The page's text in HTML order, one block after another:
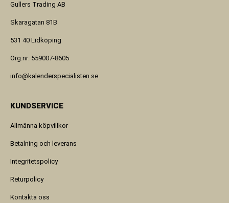
Gullers Trading AB
Skaragatan 81B
531 40 Lidköping
Org.nr: 559007-8605
info@kalenderspecialisten.se
KUNDSERVICE
Allmänna köpvillkor
Betalning och leverans
Integritetspolicy
Returpolicy
Kontakta oss